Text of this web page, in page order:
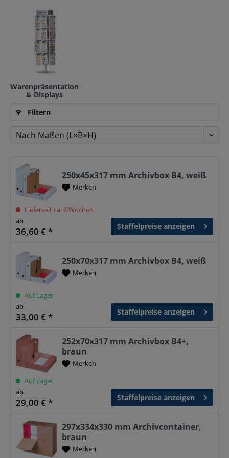
Warenpräsentation
& Displays
Filtern
250x45x317 mm Archivbox B4, weiß
Merken
Lieferzeit ca. 4 Wochen
ab
36,60 € * Staffelpreise anzeigen
250x70x317 mm Archivbox B4, weiß
Merken
Auf Lager
ab
33,00 € * Staffelpreise anzeigen
252x70x317 mm Archivbox B4+,
braun
Merken
Auf Lager
ab
29,00 € * Staffelpreise anzeigen
297x334x330 mm Archivcontainer,
braun
Merken